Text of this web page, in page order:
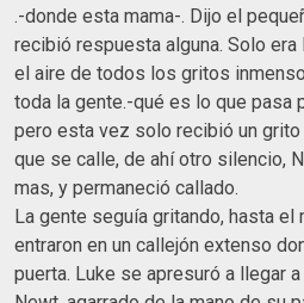
.-donde esta mama-. Dijo el
recibió respuesta alguna. Solo era
el aire de todos los gritos
toda la gente.-qué es lo que pasa
pero esta vez solo recibió un
que se calle, de ahí otro silencio,
mas, y permaneció callado.
La gente seguía gritando, hasta
entraron en un callejón extenso
puerta. Luke se apresuró a llegar